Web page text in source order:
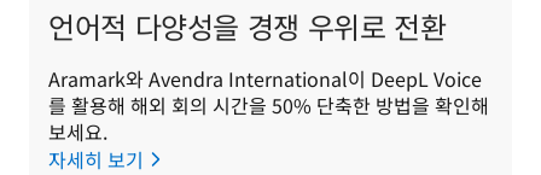
언어적 다양성을 경쟁 우위로 전환
Aramark와 Avendra International이 DeepL Voice
를 활용해 해외 회의 시간을 50% 단축한 방법을 확인해
보세요.
자세히 보기